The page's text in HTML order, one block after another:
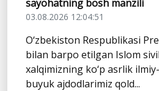
sayohatning bosh manzili
03.08.2026 12:04:51
O‘zbekiston Respublikasi
bilan barpo etilgan Islom
xalqimizning ko‘p asrlik
buyuk ajdodlarimiz qold...